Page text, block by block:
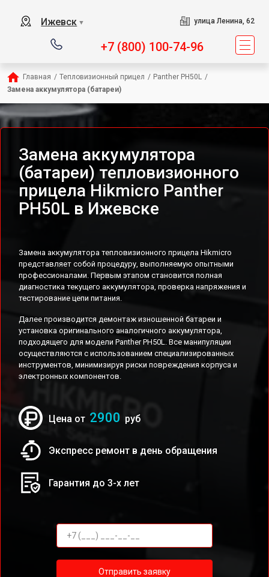
Ижевск ▼ улица Ленина, 62
+7 (800) 100-74-96
Главная / Тепловизионный прицел / Panther PH50L /
Замена аккумулятора (батареи)
Замена аккумулятора
(батареи) тепловизионного
прицела Hikmicro Panther
PH50L в Ижевске
Замена аккумулятора тепловизионного прицела Hikmicro
представляет собой процедуру, выполняемую опытными
профессионалами. Первым этапом становится полная
диагностика текущего аккумулятора, проверка напряжения и
тестирование цепи питания.
Далее производится демонтаж изношенной батареи и
установка оригинального аналогичного аккумулятора,
подходящего для модели Panther PH50L. Все манипуляции
осуществляются с использованием специализированных
инструментов, минимизируя риски повреждения корпуса и
электронных компонентов.
Цена от 2900 руб
Экспресс ремонт в день обращения
Гарантия до 3-х лет
Отправить заявку